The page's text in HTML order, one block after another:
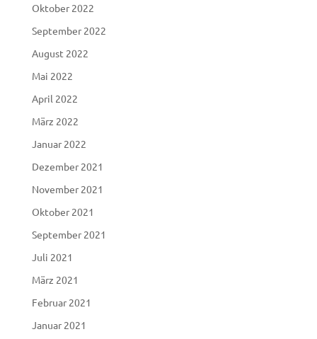
Oktober 2022
September 2022
August 2022
Mai 2022
April 2022
März 2022
Januar 2022
Dezember 2021
November 2021
Oktober 2021
September 2021
Juli 2021
März 2021
Februar 2021
Januar 2021